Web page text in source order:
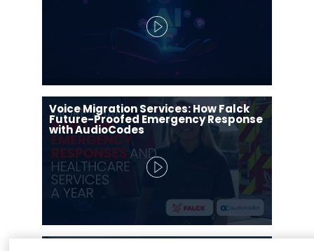
Voice Migration Services: How Falck
Future-Proofed Emergency Response
with AudioCodes